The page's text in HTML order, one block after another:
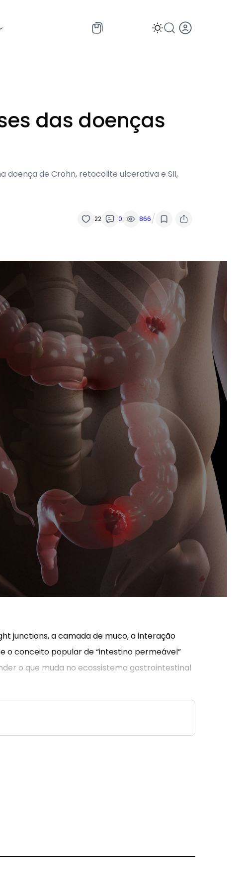
das doenças
doença de Crohn, retocolite ulcerativa e SII,
22 0 866/
junctions, a camada de muco, a interação
o conceito popular de “intestino permeável”
o que muda no ecossistema gastrointestinal